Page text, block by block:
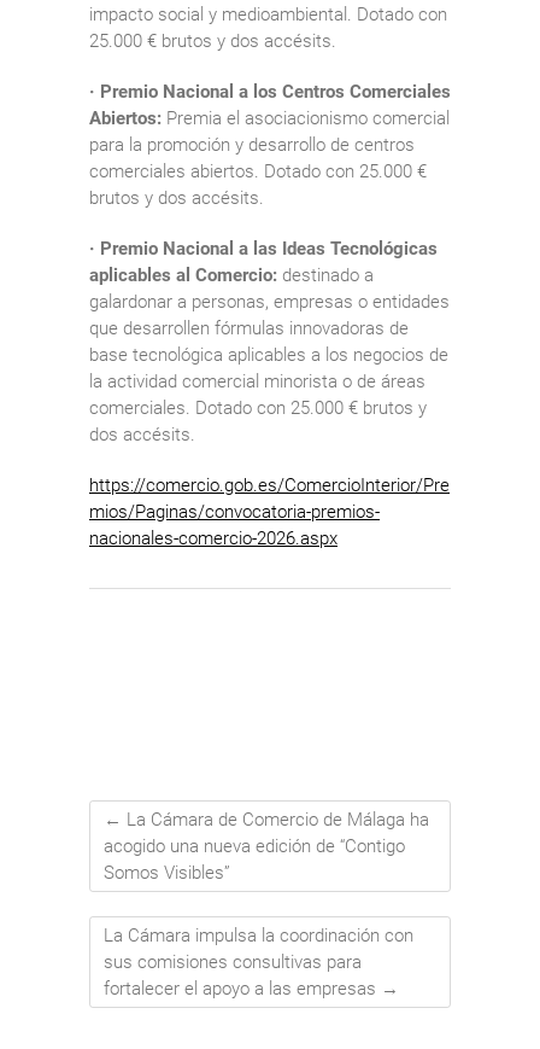
impacto social y medioambiental. Dotado con
25.000 € brutos y dos accésits.
· Premio Nacional a los Centros Comerciales
Abiertos: Premia el asociacionismo comercial
para la promoción y desarrollo de centros
comerciales abiertos. Dotado con 25.000 €
brutos y dos accésits.
· Premio Nacional a las Ideas Tecnológicas
aplicables al Comercio: destinado a
galardonar a personas, empresas o entidades
que desarrollen fórmulas innovadoras de
base tecnológica aplicables a los negocios de
la actividad comercial minorista o de áreas
comerciales. Dotado con 25.000 € brutos y
dos accésits.
https://comercio.gob.es/ComercioInterior/Pre
mios/Paginas/convocatoria-premios-
nacionales-comercio-2026.aspx
← La Cámara de Comercio de Málaga ha
acogido una nueva edición de “Contigo
Somos Visibles”
La Cámara impulsa la coordinación con
sus comisiones consultivas para
fortalecer el apoyo a las empresas →